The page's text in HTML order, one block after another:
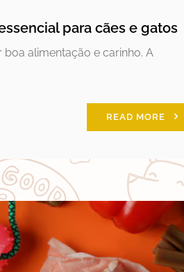
para cães e gatos
alimentação e carinho. A
READ MORE